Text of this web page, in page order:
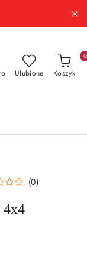
Ulubione Koszyk
0
(0)
4x4